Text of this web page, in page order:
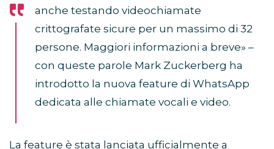
anche testando videochiamate
crittografate sicure per un massimo di 32
persone. Maggiori informazioni a breve» –
con queste parole Mark Zuckerberg ha
introdotto la nuova feature di WhatsApp
dedicata alle chiamate vocali e video.
La feature è stata lanciata ufficialmente a